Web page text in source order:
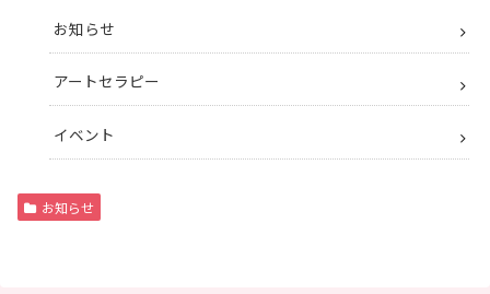
お知らせ
アートセラピー
イベント
お知らせ